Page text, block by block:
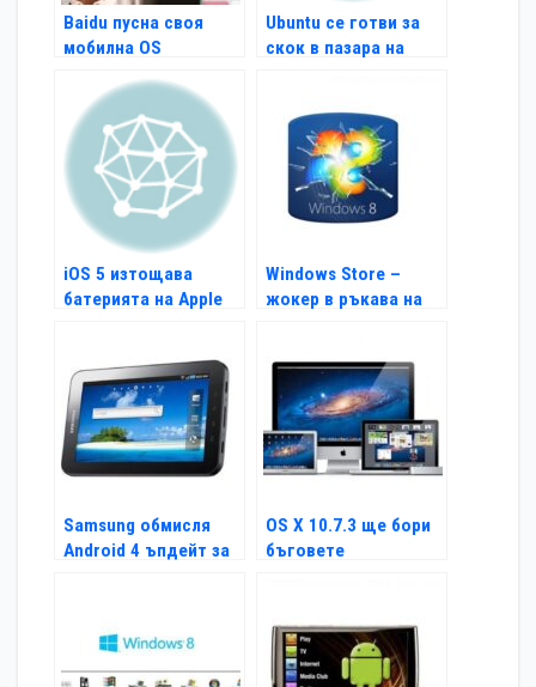
Baidu пусна своя
мобилна OS
Ubuntu се готви за
скок в пазара на
iOS 5 изтощава
батерията на Apple
Windows Store –
жокер в ръкава на
Samsung обмисля
Android 4 ъпдейт за
OS X 10.7.3 ще бори
бъговете